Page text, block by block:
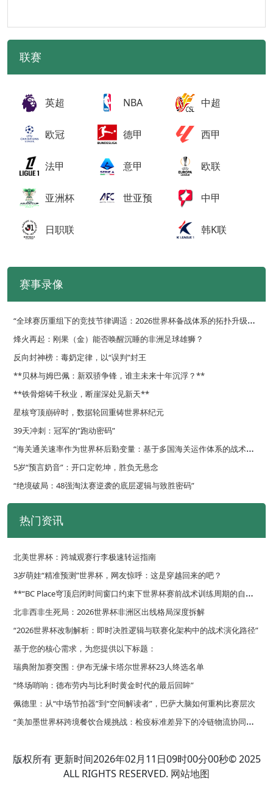
联赛
英超 NBA 中超
欧冠 德甲 西甲
法甲 意甲 欧联
亚洲杯 世亚预 中甲
日职联 韩K联
赛事录像
“
全球赛历重组下的竞技节律调适：2026世界杯备战体系的拓扑升级路径”
烽火再起：刚果（金）能否唤醒沉睡的非洲足球雄狮？
反向封神榜：毒奶定律，以“误判”封王
**贝林与姆巴佩：新双骄争锋，谁主未来十年沉浮？**
**铁骨熔铸千秋业，断崖深处见新天**
星核穹顶崩碎时，数据轮回重铸世界杯纪元
39天冲刺：冠军的“跑动密码”
“
海关通关速率作为世界杯后勤变量：基于多国海关运作体系的战术评估框架”
5岁“预言奶音”：开口定乾坤，胜负无悬念
“绝境破局：48强淘汰赛逆袭的底层逻辑与致胜密码”
热门资讯
北美世界杯：跨城观赛行李极速转运指南
3岁萌娃“精准预测”世界杯，网友惊呼：这是穿越回来的吧？
*
*“BC Place穹顶启闭时间窗口约束下世界杯赛前战术训练周期的自适应优化调度策略”**
北非西非生死局：2026世界杯非洲区出线格局深度拆解
“2026世界杯改制解析：即时决胜逻辑与联赛化架构中的战术演化路径”
基于您的核心需求，为您提供以下标题：
**面向2026世界杯的复合功能集成型更衣室路径规划策略**
瑞典附加赛突围：伊布无缘卡塔尔世界杯23人终选名单
“终场哨响：德布劳内与比利时黄金时代的最后回眸”
佩德里：从“中场节拍器”到“空间解读者”，巴萨大脑如何重构比赛层次
“
美加墨世界杯跨境餐饮合规挑战：检疫标准差异下的冷链物流协同策略”
版权所有 更新时间2026年02月11日09时00分00秒© 2025
ALL RIGHTS RESERVED. 网站地图